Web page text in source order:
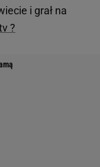
i grał na
?